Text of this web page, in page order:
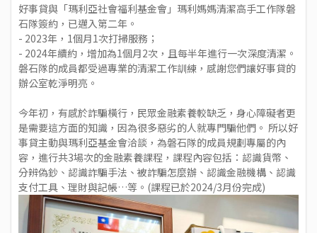
好事貸與「瑪利亞社會福利基金會」瑪利媽媽清潔高手工作隊磐
石隊簽約，已邁入第二年。
- 2023年，1個月1次打掃服務；
- 2024年續約，增加為1個月2次，且每半年進行一次深度清潔。
磐石隊的成員都受過專業的清潔工作訓練，感謝您們讓好事貸的
辦公室乾淨明亮。
今年初，有感於詐騙橫行，民眾金融素養較缺乏，身心障礙者更
是需要這方面的知識，因為很多惡劣的人就專門騙他們。 所以好
事貸主動與瑪利亞基金會洽談，為磐石隊的成員規劃專屬的內
容，進行共3場次的金融素養課程，課程內容包括：認識貨幣、
分辨偽鈔、認識詐騙手法、被詐騙怎麼辦、認識金融機構、認識
支付工具、理財與記帳…等。(課程已於2024/3月份完成)